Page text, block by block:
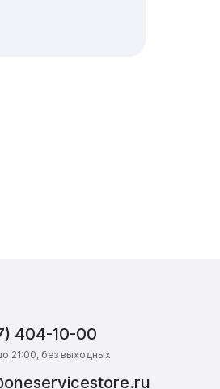
404-10-00
21:00, без выходных